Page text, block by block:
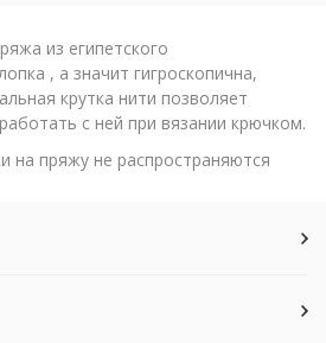
из египетского
, а значит гигроскопична,
крутка нити позволяет
с ней при вязании крючком.
на пряжу не распространяются